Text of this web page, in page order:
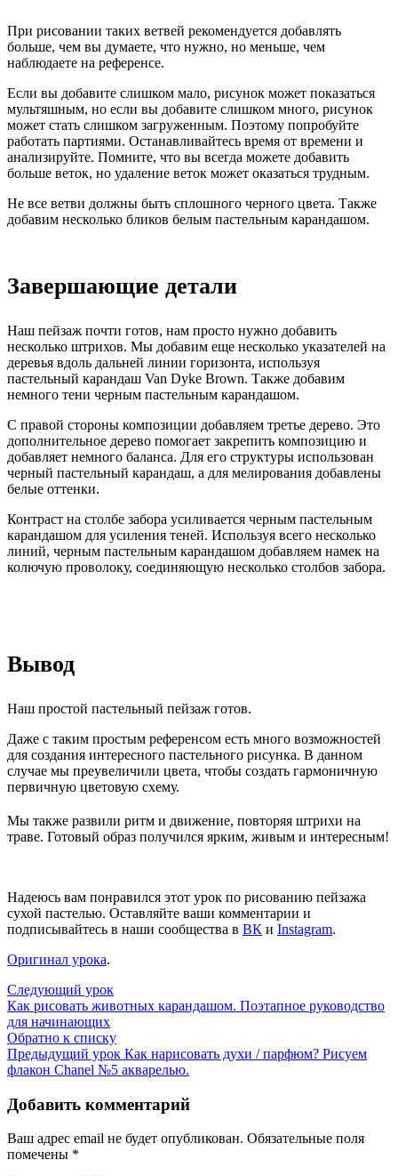
При рисовании таких ветвей рекомендуется добавлять
больше, чем вы думаете, что нужно, но меньше, чем
наблюдаете на референсе.
Если вы добавите слишком мало, рисунок может показаться
мультяшным, но если вы добавите слишком много, рисунок
может стать слишком загруженным. Поэтому попробуйте
работать партиями. Останавливайтесь время от времени и
анализируйте. Помните, что вы всегда можете добавить
больше веток, но удаление веток может оказаться трудным.
Не все ветви должны быть сплошного черного цвета. Также
добавим несколько бликов белым пастельным карандашом.
Завершающие детали
Наш пейзаж почти готов, нам просто нужно добавить
несколько штрихов. Мы добавим еще несколько указателей на
деревья вдоль дальней линии горизонта, используя
пастельный карандаш Van Dyke Brown. Также добавим
немного тени черным пастельным карандашом.
С правой стороны композиции добавляем третье дерево. Это
дополнительное дерево помогает закрепить композицию и
добавляет немного баланса. Для его структуры использован
черный пастельный карандаш, а для мелирования добавлены
белые оттенки.
Контраст на столбе забора усиливается черным пастельным
карандашом для усиления теней. Используя всего несколько
линий, черным пастельным карандашом добавляем намек на
колючую проволоку, соединяющую несколько столбов забора.
Вывод
Наш простой пастельный пейзаж готов.
Даже с таким простым референсом есть много возможностей
для создания интересного пастельного рисунка. В данном
случае мы преувеличили цвета, чтобы создать гармоничную
первичную цветовую схему.
Мы также развили ритм и движение, повторяя штрихи на
траве. Готовый образ получился ярким, живым и интересным!
Надеюсь вам понравился этот урок по рисованию пейзажа
сухой пастелью. Оставляйте ваши комментарии и
подписывайтесь в наши сообщества в ВК и Instagram.
Оригинал урока.
Следующий урок
Как рисовать животных карандашом. Поэтапное руководство
для начинающих
Обратно к списку
Предыдущий урок Как нарисовать духи / парфюм? Рисуем
флакон Chanel №5 акварелью.
Добавить комментарий
Ваш адрес email не будет опубликован. Обязательные поля
помечены *